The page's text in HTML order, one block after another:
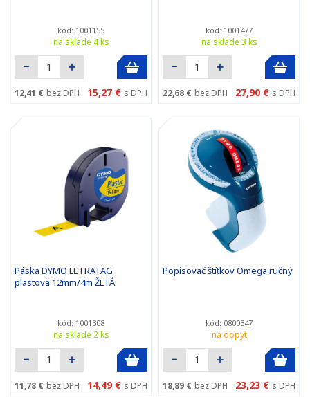
kód: 1001155
na sklade 4 ks
12,41 € bez DPH 15,27 € s DPH
kód: 1001477
na sklade 3 ks
22,68 € bez DPH 27,90 € s DPH
Páska DYMO LETRATAG
plastová 12mm/4m ŽLTÁ
kód: 1001308
na sklade 2 ks
11,78 € bez DPH 14,49 € s DPH
Popisovač štítkov Omega ručný
kód: 0800347
na dopyt
18,89 € bez DPH 23,23 € s DPH